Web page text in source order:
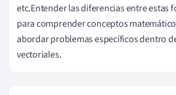
etc.Entender las diferencias entre estas
para comprender conceptos
abordar problemas específicos dentro
vectoriales.